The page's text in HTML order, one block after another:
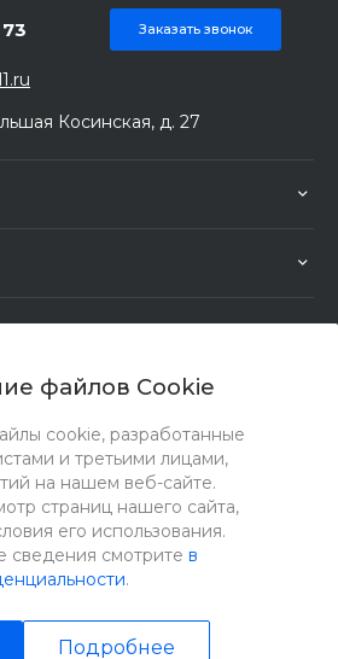
файлов Cookie
cookie, разработанные
и третьими лицами,
на нашем веб-сайте.
страниц нашего сайта,
его использования.
сведения смотрите в
.
Подробнее
Заказать звонок
Косинская, д. 27
в соц. сетях